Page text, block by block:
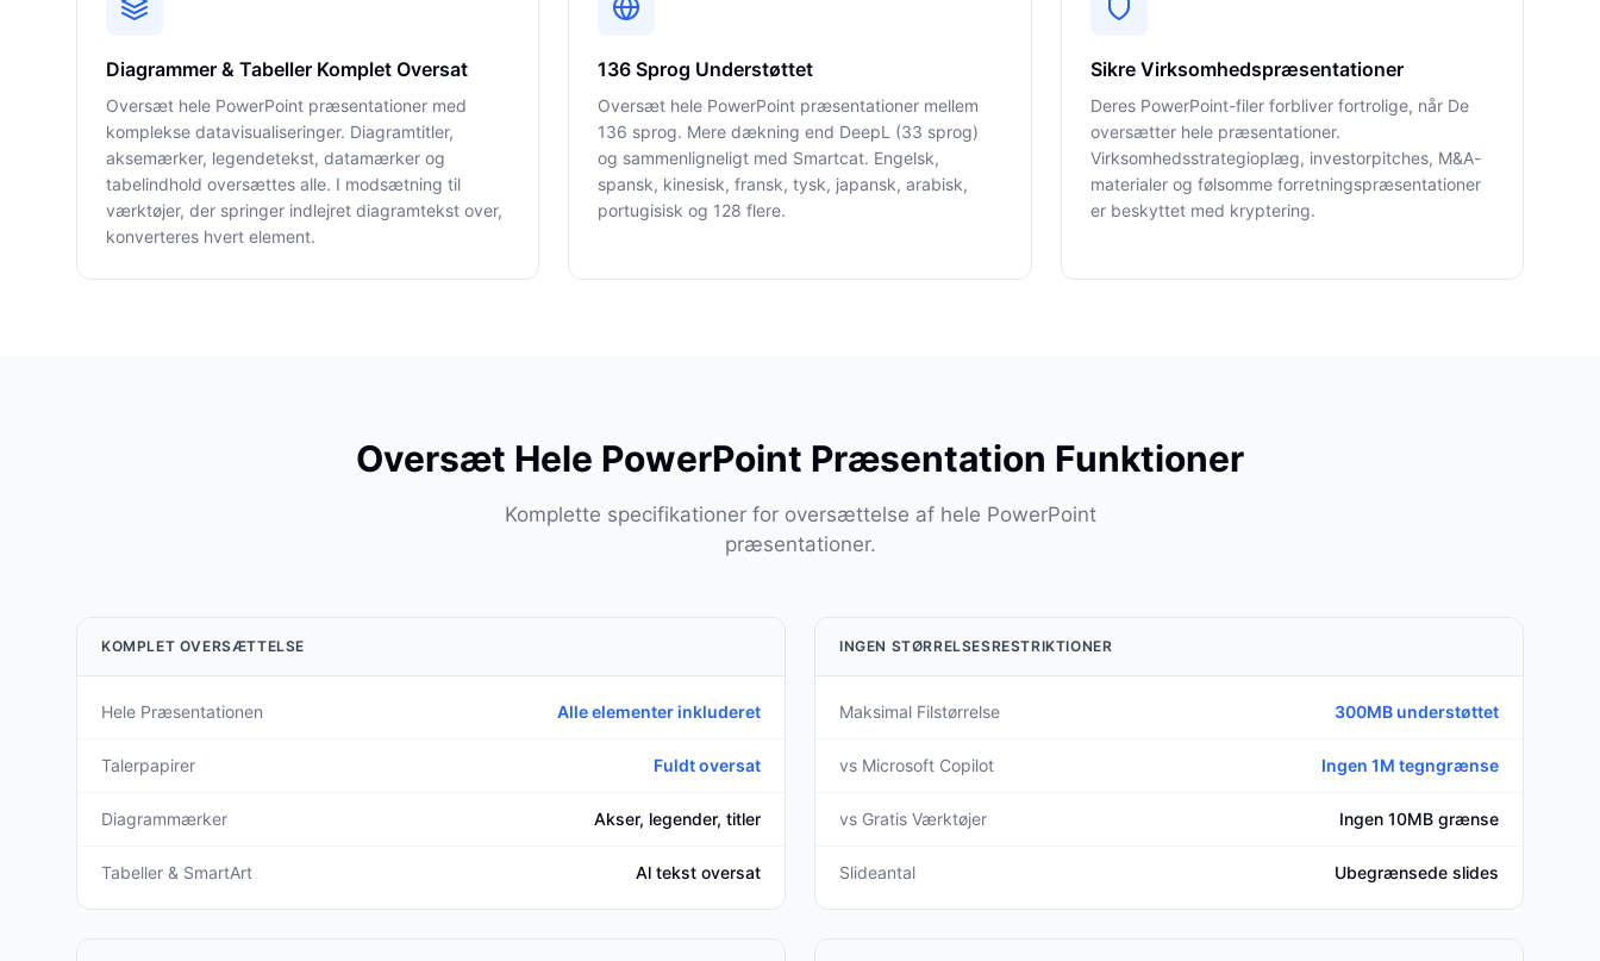
Diagrammer & Tabeller Komplet Oversat
Oversæt hele PowerPoint præsentationer med
komplekse datavisualiseringer. Diagramtitler,
aksemærker, legendetekst, datamærker og
tabelindhold oversættes alle. I modsætning til
værktøjer, der springer indlejret diagramtekst over,
konverteres hvert element.
136 Sprog Understøttet
Oversæt hele PowerPoint præsentationer mellem
136 sprog. Mere dækning end DeepL (33 sprog)
og sammenligneligt med Smartcat. Engelsk,
spansk, kinesisk, fransk, tysk, japansk, arabisk,
portugisisk og 128 flere.
Sikre Virksomhedspræsentationer
Deres PowerPoint-filer forbliver fortrolige, når De
oversætter hele præsentationer.
Virksomhedsstrategioplæg, investorpitches, M&A-
materialer og følsomme forretningspræsentationer
er beskyttet med kryptering.
Oversæt Hele PowerPoint Præsentation Funktioner
Komplette specifikationer for oversættelse af hele PowerPoint
præsentationer.
KOMPLET OVERSÆTTELSE
Hele Præsentationen Alle elementer inkluderet
Talerpapirer Fuldt oversat
Diagrammærker Akser, legender, titler
Tabeller & SmartArt Al tekst oversat
INGEN STØRRELSESRESTRIKTIONER
Maksimal Filstørrelse 300MB understøttet
vs Microsoft Copilot Ingen 1M tegngrænse
vs Gratis Værktøjer Ingen 10MB grænse
Slideantal Ubegrænsede slides